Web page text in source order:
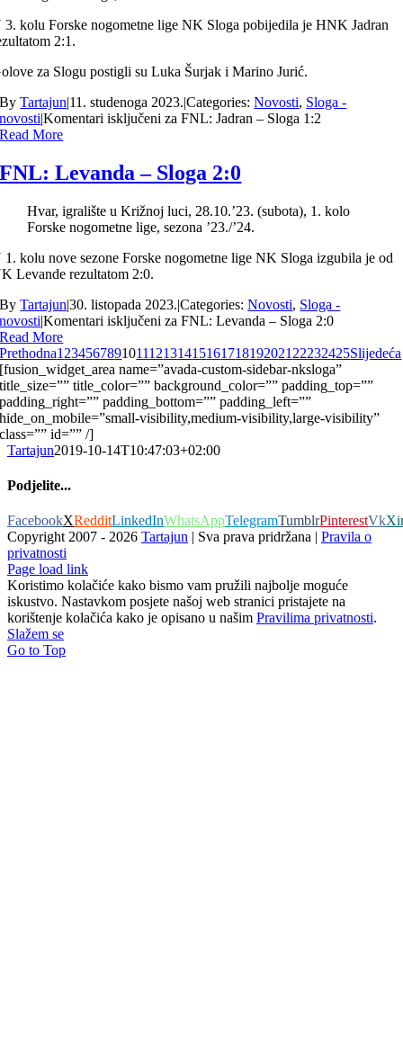
3. kolu Forske nogometne lige NK Sloga pobijedila je HNK Jadran
2:1.
za Slogu postigli su Luka Šurjak i Marino Jurić.
ByTartajun|11. studenoga 2023.|Categories:Novosti, Sloga -
novosti|Komentari isključeni za FNL: Jadran – Sloga 1:2
Read More
FNL: Levanda – Sloga 2:0
Hvar, igralište u Križnoj luci, 28.10.’23. (subota), 1. kolo
Forske nogometne lige, sezona ’23./’24.
1. kolu nove sezone Forske nogometne lige NK Sloga izgubila je od
Levande rezultatom 2:0.
ByTartajun|30. listopada 2023.|Categories:Novosti, Sloga -
novosti|Komentari isključeni za FNL: Levanda – Sloga 2:0
Read More
Prethodna1 23456789101112131415161718192021 22232425Slijedeća
[fusion_widget_area name=”avada-custom-sidebar-nksloga”
title_size=”” title_color=”” background_color=”” padding_top=””
padding_right=”” padding_bottom=”” padding_left=””
hide_on_mobile=”small-visibility,medium-visibility,large-visibility”
class=”” id=”” /]
Tartajun2019-10-14T10:47:03+02:00
Podjelite...
FacebookXRedditLinkedInWhatsAppTelegramTumblrPinterestVk
Copyright 2007 - 2026 Tartajun | Sva prava pridržana | Pravila o
privatnosti
Page load link
Koristimo kolačiće kako bismo vam pružili najbolje moguće
iskustvo. Nastavkom posjete našoj web stranici pristajete na
korištenje kolačića kako je opisano u našim Pravilima privatnosti.
Slažem se
Go to Top